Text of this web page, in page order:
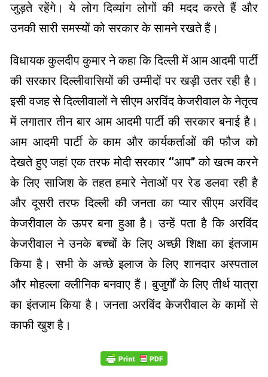
जुड़ते रहेंगे। ये लोग दिव्यांग लोगों की मदद करते हैं और
उनकी सारी समस्यों को सरकार के सामने रखते हैं।
विधायक कुलदीप कुमार ने कहा कि दिल्ली में आम आदमी पार्टी
की सरकार दिल्लीवासियों की उम्मीदों पर खड़ी उतर रही है।
इसी वजह से दिल्लीवालों ने सीएम अरविंद केजरीवाल के नेतृत्व
में लगातार तीन बार आम आदमी पार्टी की सरकार बनाई है।
आम आदमी पार्टी के काम और कार्यकर्ताओं की फौज को
देखते हुए जहां एक तरफ मोदी सरकार ‘‘आप’’ को खत्म करने
के लिए साजिश के तहत हमारे नेताओं पर रेड डलवा रही है
और दूसरी तरफ दिल्ली की जनता का प्यार सीएम अरविंद
केजरीवाल के ऊपर बना हुआ है। उन्हें पता है कि अरविंद
केजरीवाल ने उनके बच्चों के लिए अच्छी शिक्षा का इंतजाम
किया है। सभी के अच्छे इलाज के लिए शानदार अस्पताल
और मोहल्ला क्लीनिक बनवाए हैं। बुजुर्गों के लिए तीर्थ यात्रा
का इंतजाम किया है। जनता अरविंद केजरीवाल के कामों से
काफी खुश है।